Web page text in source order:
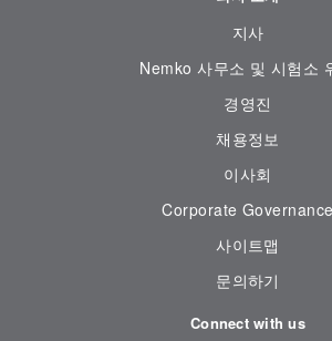
지사
Nemko 사무소 및 시험소
경영진
채용정보
이사회
Corporate Governance
사이트맵
문의하기
Connect with us